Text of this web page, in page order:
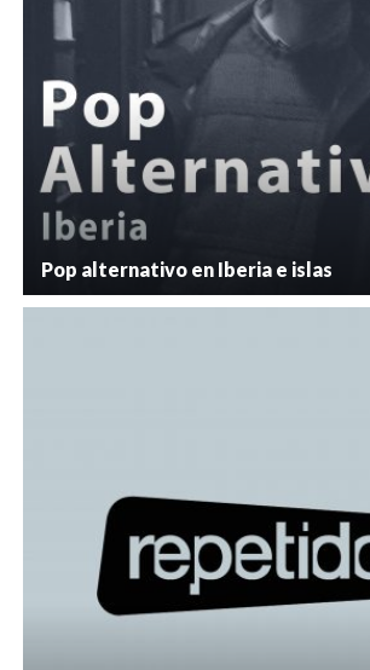
Pop alternativo en Iberia e islas